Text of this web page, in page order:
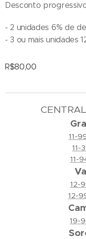
Desconto
- 2 unidades 6% de
- 3 ou mais unidades
R$80,00
11-
11-
11-
12-
12-
19-